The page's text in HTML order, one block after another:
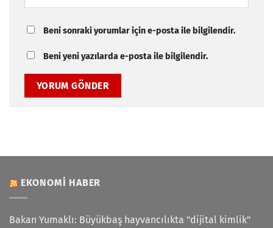
Beni sonraki yorumlar için e-posta ile bilgilendir.
Beni yeni yazılarda e-posta ile bilgilendir.
EKONOMI HABER
Bakan Yumaklı: Büyükbaş hayvancılıkta "dijital kimlik"